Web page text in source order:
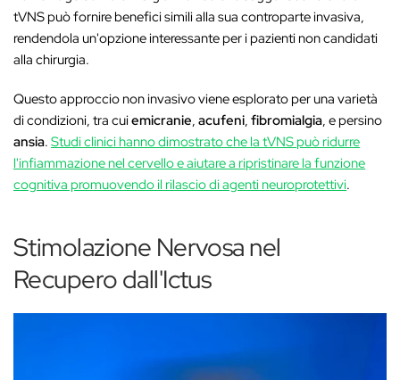
tVNS può fornire benefici simili alla sua controparte invasiva,
rendendola un'opzione interessante per i pazienti non candidati
alla chirurgia.
Questo approccio non invasivo viene esplorato per una varietà
di condizioni, tra cuiemicranie,acufeni,fibromialgia, e persino
ansia.Studi clinici hanno dimostrato che la tVNS può ridurre
l'infiammazione nel cervello e aiutare a ripristinare la funzione
cognitiva promuovendo il rilascio di agenti neuroprotettivi.
Stimolazione Nervosa nel
Recupero dall'Ictus